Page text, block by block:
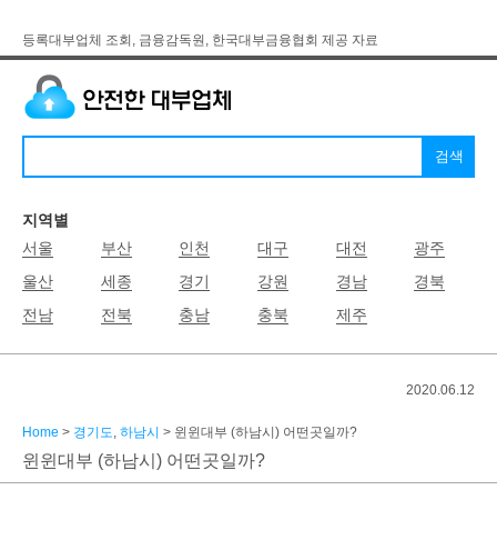
등록대부업체 조회, 금융감독원, 한국대부금융협회 제공 자료
지역별
서울
부산 인천 대구 대전
광주
울산
세종 경기 강원 경남
경북
전남
전북 충남 충북 제주
2020.06.12
Home > 경기도, 하남시 > 윈윈대부 (하남시) 어떤곳일까?
윈윈대부 (하남시) 어떤곳일까?